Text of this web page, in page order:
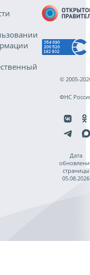
© 2005-
ФНС
Дата
страницы
05.08.2026